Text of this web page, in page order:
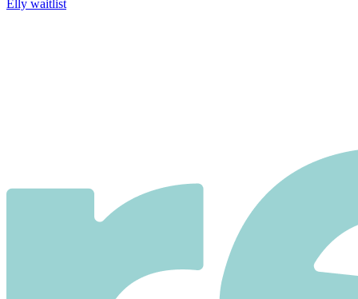
Elly waitlist